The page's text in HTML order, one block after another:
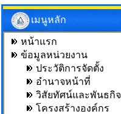
เมนูหลัก
หน้าแรก
ข้อมูลหน่วยงาน
ประวัติการจัดตั้ง
อำนาจหน้าที่
วิสัยทัศน์และพันธกิจ
โครงสร้างองค์กร